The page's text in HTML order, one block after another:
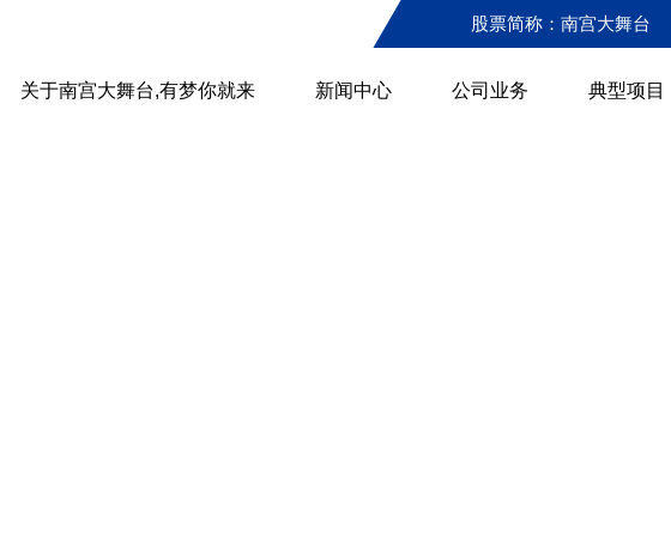
股票简称：南宫大舞台
关于南宫大舞台,有梦你就来 新闻中心 公司业务 典型项目